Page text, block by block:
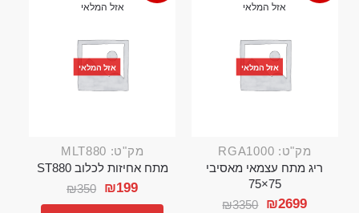
אזל המלאי
אזל המלאי
מק"ט: RGA1000
ריג מתח עצמאי מאסיבי
75×75
₪3350 ₪2699
אזל המלאי
אזל המלאי
מק"ט: MLT880
מתח אחיזות לכלוב ST880
₪350 ₪199